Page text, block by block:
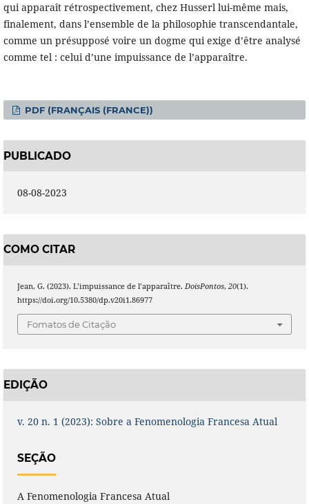
qui apparaît rétrospectivement, chez Husserl lui-même mais,
finalement, dans l’ensemble de la philosophie transcendantale,
comme un présupposé voire un dogme qui exige d’être analysé
comme tel : celui d’une impuissance de l’apparaître.
PDF (FRANÇAIS (FRANCE))
PUBLICADO
08-08-2023
COMO CITAR
Jean, G. (2023). L’impuissance de l’apparaître. DoisPontos, 20(1).
https://doi.org/10.5380/dp.v20i1.86977
Fomatos de Citação
EDIÇÃO
v. 20 n. 1 (2023): Sobre a Fenomenologia Francesa Atual
SEÇÃO
A Fenomenologia Francesa Atual